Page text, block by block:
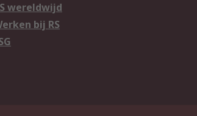
wereldwijd
bij RS